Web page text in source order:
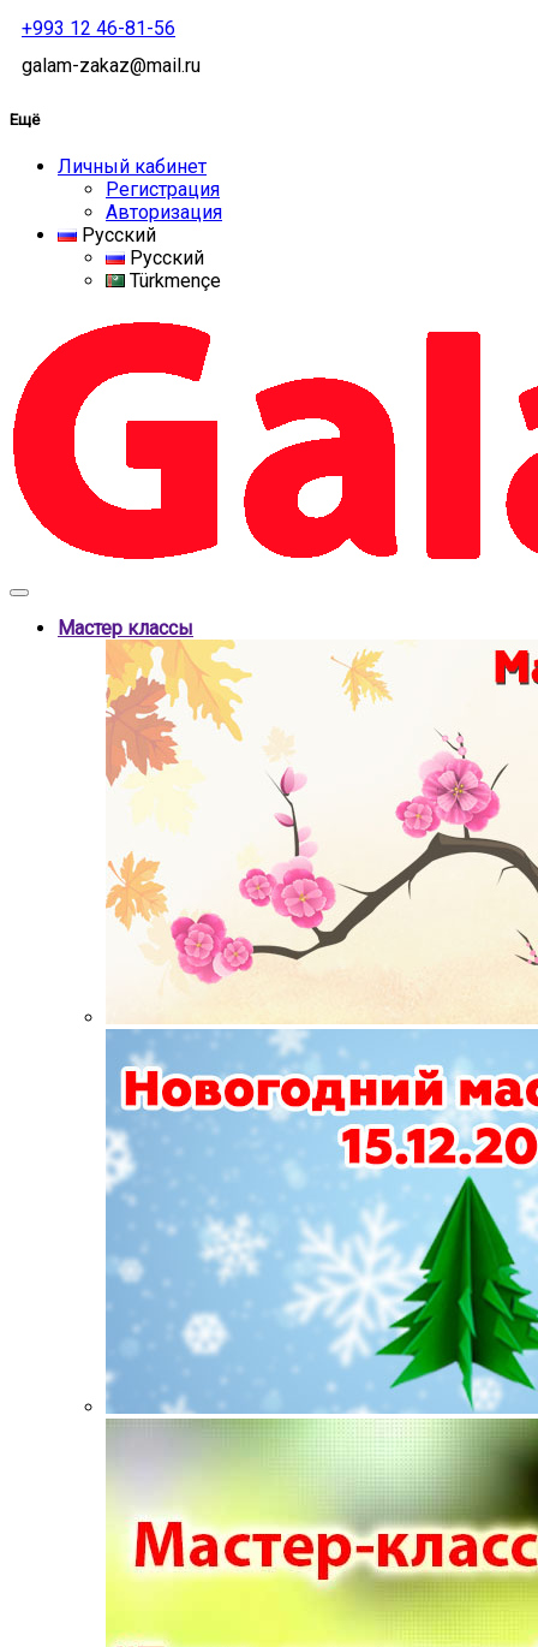
+993 12 46-81-56
galam-zakaz@mail.ru
Ещё
Личный кабинет
Регистрация
Авторизация
Русский
Русский
Türkmençe
Мастер классы